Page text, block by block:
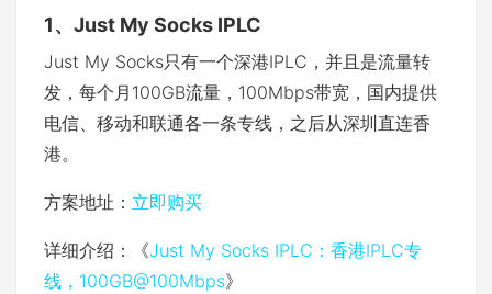
1、Just My Socks IPLC
Just My Socks只有一个深港IPLC，并且是流量转
发，每个月100GB流量，100Mbps带宽，国内提供
电信、移动和联通各一条专线，之后从深圳直连香
港。
方案地址： 立即购买
详细介绍：《Just My Socks IPLC：香港IPLC专
线，100GB@100Mbps》